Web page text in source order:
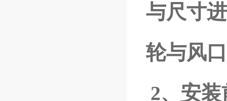
与尺寸
轮与风
2、安